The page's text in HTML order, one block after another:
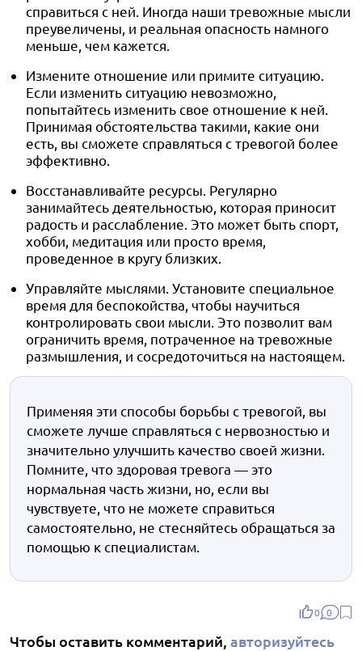
справиться с ней. Иногда наши тревожные мысли
преувеличены, и реальная опасность намного
меньше, чем кажется.
Измените отношение или примите ситуацию.
Если изменить ситуацию невозможно,
попытайтесь изменить свое отношение к ней.
Принимая обстоятельства такими, какие они
есть, вы сможете справляться с тревогой более
эффективно.
Восстанавливайте ресурсы. Регулярно
занимайтесь деятельностью, которая приносит
радость и расслабление. Это может быть спорт,
хобби, медитация или просто время,
проведенное в кругу близких.
Управляйте мыслями. Установите специальное
время для беспокойства, чтобы научиться
контролировать свои мысли. Это позволит вам
ограничить время, потраченное на тревожные
размышления, и сосредоточиться на настоящем.
Применяя эти способы борьбы с тревогой, вы
сможете лучше справляться с нервозностью и
значительно улучшить качество своей жизни.
Помните, что здоровая тревога — это
нормальная часть жизни, но, если вы
чувствуете, что не можете справиться
самостоятельно, не стесняйтесь обращаться за
помощью к специалистам.
0 0
Чтобы оставить комментарий, авторизуйтесь